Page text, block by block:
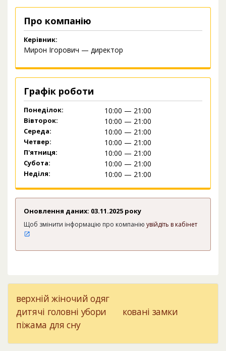
Про компанію
Керівник:
Мирон Ігорович — директор
Графік роботи
Понеділок: 10:00 — 21:00
Вівторок: 10:00 — 21:00
Середа: 10:00 — 21:00
Четвер: 10:00 — 21:00
П'ятниця: 10:00 — 21:00
Субота: 10:00 — 21:00
Неділя: 10:00 — 21:00
Оновлення даних: 03.11.2025 року
Щоб змінити інформацію про компанію увійдіть в кабінет
верхній жіночий одяг
дитячі головні убори
ковані замки
піжама для сну